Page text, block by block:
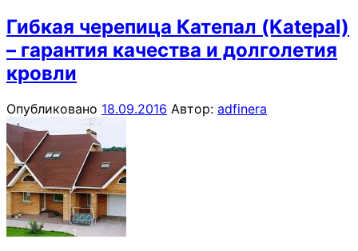
Гибкая черепица Катепал (Katepal)
– гарантия качества и долголетия
кровли
Опубликовано 18.09.2016 Автор: adfinera